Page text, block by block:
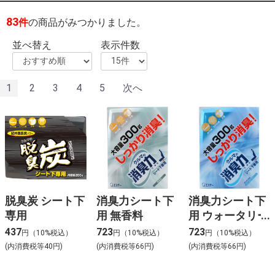
83件の商品がみつかりました。
並べ替え
表示件数
1 2 3 4 5 次へ
脱臭炭 シート下
専用
437円（10%税込）
(内消費税等40円)
消臭力シート下
用 無香料
723円（10%税込）
(内消費税等66円)
消臭力シート下
用 ウォータリー
スカッシュ
723円（10%税込）
(内消費税等66円)